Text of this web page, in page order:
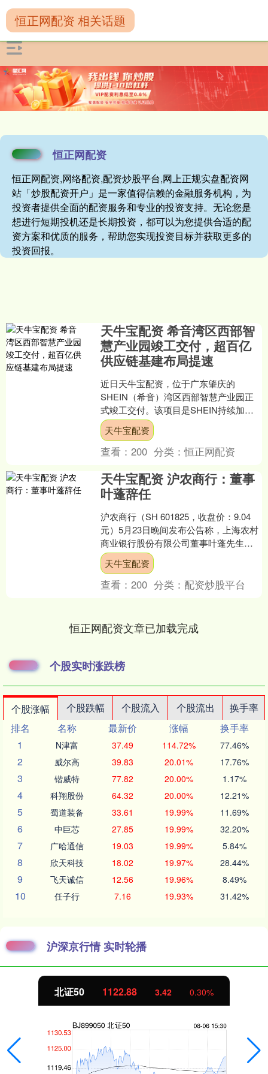
恒正网配资
恒正网配资,网络配资,配资炒股平台,网上正规实盘配资网
站「炒股配资开户」是一家值得信赖的金融服务机构，为
投资者提供全面的配资服务和专业的投资支持。无论您是
想进行短期投机还是长期投资，都可以为您提供合适的配
资方案和优质的服务，帮助您实现投资目标并获取更多的
投资回报。
恒正网配资 相关话题
天牛宝配资 希音湾区西部智
慧产业园竣工交付，超百亿
供应链基建布局提速
近日天牛宝配资，位于广东肇庆的
SHEIN（希音）湾区西部智慧产业园正
式竣工交付。该项目是SHEIN持续加码
智慧供应链基建、强化敏捷柔性供应链
能力、引领时尚产业数....
天牛宝配资
查看：200 分类：恒正网配资
天牛宝配资 沪农商行：董事
叶蓬辞任
沪农商行（SH 601825，收盘价：9.04
元）5月23日晚间发布公告称，上海农村
商业银行股份有限公司董事叶蓬先生任
期届满，因工作变动原因，不再担任公
司董事及....
天牛宝配资
查看：200 分类： 配资炒股平台
恒正网配资文章已加载完成
个股实时涨跌榜
个股涨幅 个股跌幅 个股流入 个股流出
换手率
排名
名称 最新价 涨幅
换手率
1
N津富 37.49 114.72% 77.46%
2 威尔高 39.83 20.01% 17.76%
3 锴威特 77.82 20.00% 1.17%
4 科翔股份 64.32 20.00% 12.21%
5 蜀道装备 33.61 19.99% 11.69%
6 中巨芯 27.85 19.99% 32.20%
7 广哈通信 19.03 19.99% 5.84%
8 欣天科技 18.02 19.97% 28.44%
9 飞天诚信 12.56 19.96% 8.49%
10 任子行 7.16 19.93% 31.42%
沪深京行情 实时轮播
北证50 1122.88 3.42 0.30%